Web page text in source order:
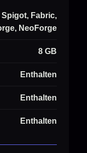
Spigot, Fabric,
NeoForge
8 GB
Enthalten
Enthalten
Enthalten